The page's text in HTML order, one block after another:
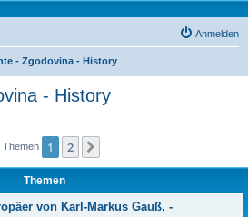
Anmelden
- Zgodovina - History
- History
Themen 1 2
Themen
von Karl-Markus Gauß. -